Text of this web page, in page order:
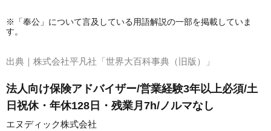
※「奉公」について言及している用語解説の一部を掲載していま
す。
出典｜ 株式会社平凡社「世界大百科事典（旧版）」
法人向け保険アドバイザー/営業経験3年以上必須/土
日祝休・年休128日・残業月7h/ノルマなし
エヌディック株式会社